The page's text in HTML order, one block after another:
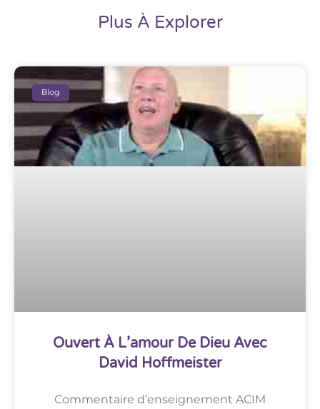
Plus À Explorer​
Blog
Ouvert À L’amour De Dieu Avec
David Hoffmeister
Commentaire d’enseignement ACIM